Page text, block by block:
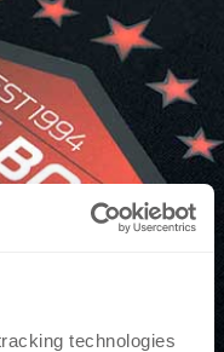
technologies
les dégradés
photoréalistes.